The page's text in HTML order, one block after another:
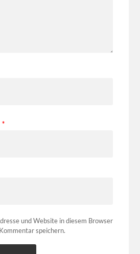
*
und Website in diesem Browser
speichern.